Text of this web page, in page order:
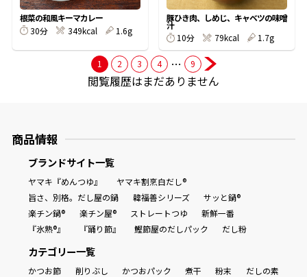
氷熟®︎
だしパック
根菜の和風キーマカレー
30分
349kcal 1.6g
豚ひき肉、しめじ、キャベツの味噌
汁
10分
79kcal 1.7g
1 2 3 4 … 9
閲覧履歴はまだありません
商品情報
ブランドサイト一覧
ヤマキ『めんつゆ』
ヤマキ割烹白だし®
旨さ、別格。だし屋の鍋
韓福善シリーズ
サッと鍋®
楽チン鍋®
楽チン屋® ストレートつゆ
新鮮一番
『氷熟®』
『踊り節』 鰹節屋のだしパック だし粉
カテゴリー一覧
かつお節 削りぶし かつおパック 煮干 粉末
だしの素